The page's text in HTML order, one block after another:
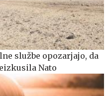
službe opozarjajo, da
Nato